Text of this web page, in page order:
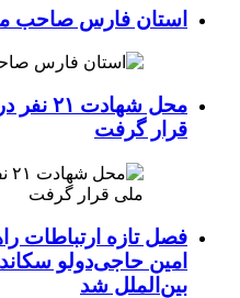
استان فارس صاحب
محل
قرار گرفت
فصل تازه ارتباطات
امین حاجی‌دولو
بین‌الملل شد